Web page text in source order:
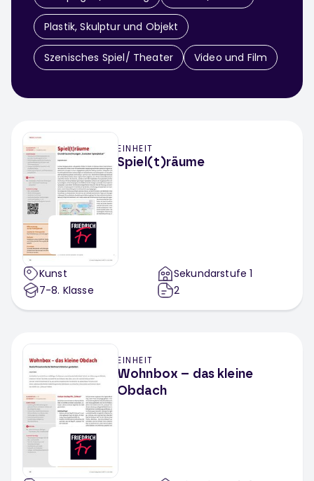
Plastik, Skulptur und Objekt
Szenisches Spiel/ Theater Video und Film
EINHEIT
Spiel(t)räume
Kunst
7-8. Klasse
Sekundarstufe 1
2
EINHEIT
Wohnbox – das kleine
Obdach